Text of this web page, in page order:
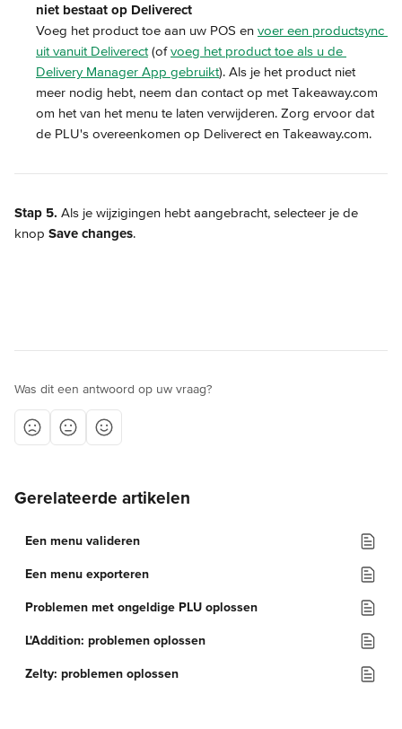
niet bestaat op Deliverect
Voeg het product toe aan uw POS en voer een productsync
uit vanuit Deliverect (of voeg het product toe als u de
Delivery Manager App gebruikt). Als je het product niet
meer nodig hebt, neem dan contact op met Takeaway.com
om het van het menu te laten verwijderen. Zorg ervoor dat
de PLU's overeenkomen op Deliverect en Takeaway.com.
Stap 5. Als je wijzigingen hebt aangebracht, selecteer je de
knop Save changes.
Was dit een antwoord op uw vraag?
Gerelateerde artikelen
Een menu valideren
Een menu exporteren
Problemen met ongeldige PLU oplossen
L'Addition: problemen oplossen
Zelty: problemen oplossen